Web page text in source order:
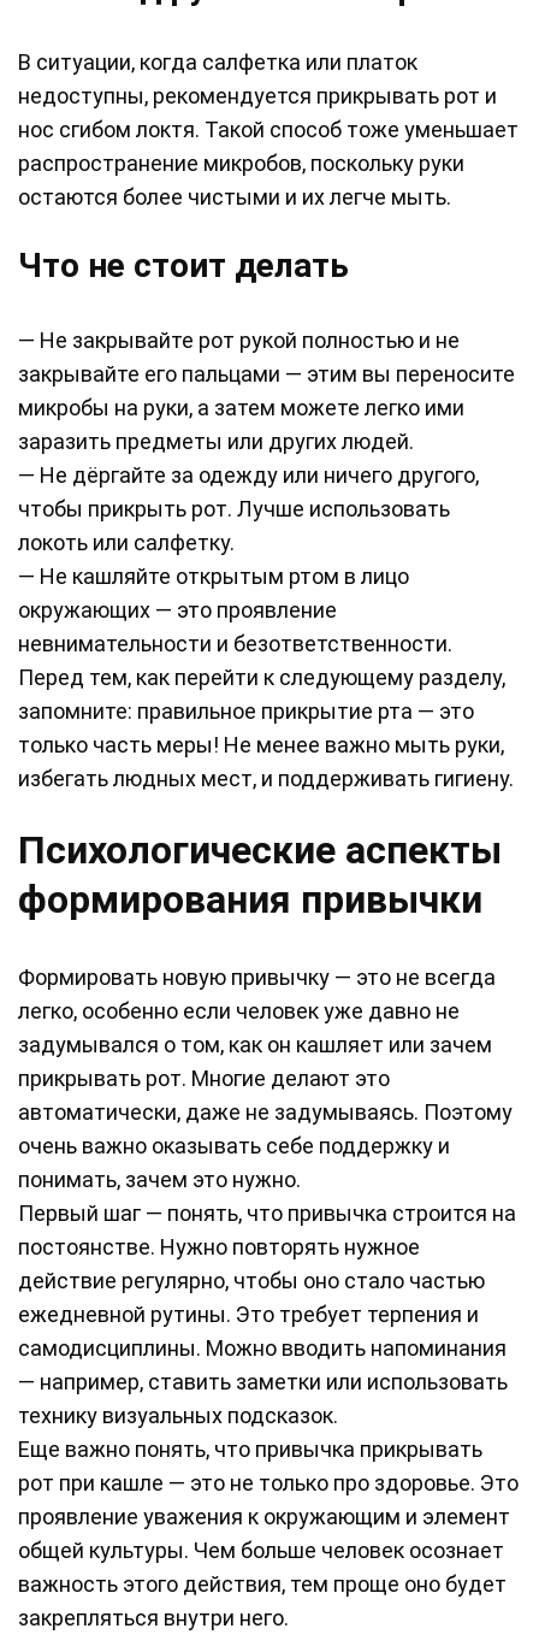
В ситуации, когда салфетка или платок
недоступны, рекомендуется прикрывать рот и
нос сгибом локтя. Такой способ тоже уменьшает
распространение микробов, поскольку руки
остаются более чистыми и их легче мыть.
Что не стоит делать
— Не закрывайте рот рукой полностью и не
закрывайте его пальцами — этим вы переносите
микробы на руки, а затем можете легко ими
заразить предметы или других людей.
— Не дёргайте за одежду или ничего другого,
чтобы прикрыть рот. Лучше использовать
локоть или салфетку.
— Не кашляйте открытым ртом в лицо
окружающих — это проявление
невнимательности и безответственности.
Перед тем, как перейти к следующему разделу,
запомните: правильное прикрытие рта — это
только часть меры! Не менее важно мыть руки,
избегать людных мест, и поддерживать гигиену.
Психологические аспекты
формирования привычки
Формировать новую привычку — это не всегда
легко, особенно если человек уже давно не
задумывался о том, как он кашляет или зачем
прикрывать рот. Многие делают это
автоматически, даже не задумываясь. Поэтому
очень важно оказывать себе поддержку и
понимать, зачем это нужно.
Первый шаг — понять, что привычка строится на
постоянстве. Нужно повторять нужное
действие регулярно, чтобы оно стало частью
ежедневной рутины. Это требует терпения и
самодисциплины. Можно вводить напоминания
— например, ставить заметки или использовать
технику визуальных подсказок.
Еще важно понять, что привычка прикрывать
рот при кашле — это не только про здоровье. Это
проявление уважения к окружающим и элемент
общей культуры. Чем больше человек осознает
важность этого действия, тем проще оно будет
закрепляться внутри него.